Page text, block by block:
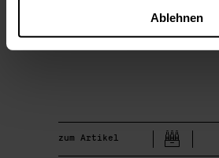
Ablehnen
zum Artikel